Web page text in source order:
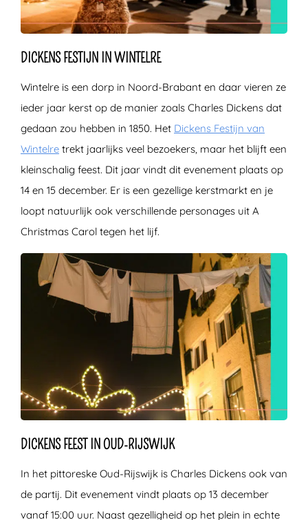
DICKENS FESTIJN IN WINTELRE
Wintelre is een dorp in Noord-Brabant en daar vieren ze
ieder jaar kerst op de manier zoals Charles Dickens dat
gedaan zou hebben in 1850. Het Dickens Festijn van
Wintelre trekt jaarlijks veel bezoekers, maar het blijft een
kleinschalig feest. Dit jaar vindt dit evenement plaats op
14 en 15 december. Er is een gezellige kerstmarkt en je
loopt natuurlijk ook verschillende personages uit A
Christmas Carol tegen het lijf.
DICKENS FEEST IN OUD-RIJSWIJK
In het pittoreske Oud-Rijswijk is Charles Dickens ook van
de partij. Dit evenement vindt plaats op 13 december
vanaf 15:00 uur. Naast gezelligheid op het plein in echte